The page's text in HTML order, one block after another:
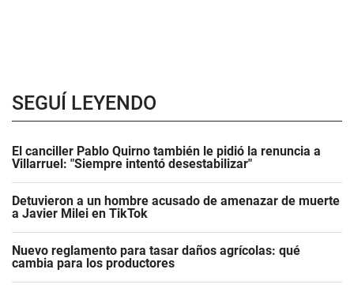
SEGUÍ LEYENDO
El canciller Pablo Quirno también le pidió la renuncia a
Villarruel: "Siempre intentó desestabilizar"
Detuvieron a un hombre acusado de amenazar de muerte
a Javier Milei en TikTok
Nuevo reglamento para tasar daños agrícolas: qué
cambia para los productores